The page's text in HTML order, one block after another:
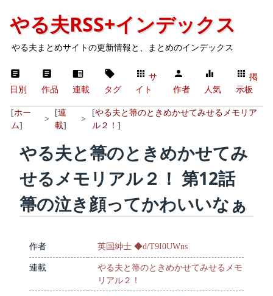
やる夫RSS+インデックス
やる夫まとめサイトの更新情報と、まとめのインデックス
日別 作品 連載 タグ
サ
イト
作者 人気
掲
示板
[ホー
ム]
>
[連
載]
>
[やる夫と箒のときめかせてみせるメモリア
ル２！]
やる夫と箒のときめかせてみ
せるメモリアル２！ 第12話
箒の泣き顔ってかわいいなぁ
作者 英国紳士 ◆d/T9I0UWns
連載
やる夫と箒のときめかせてみせるメモ
リアル２！